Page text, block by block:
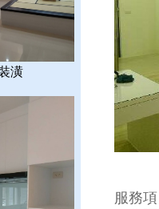
潢
服務